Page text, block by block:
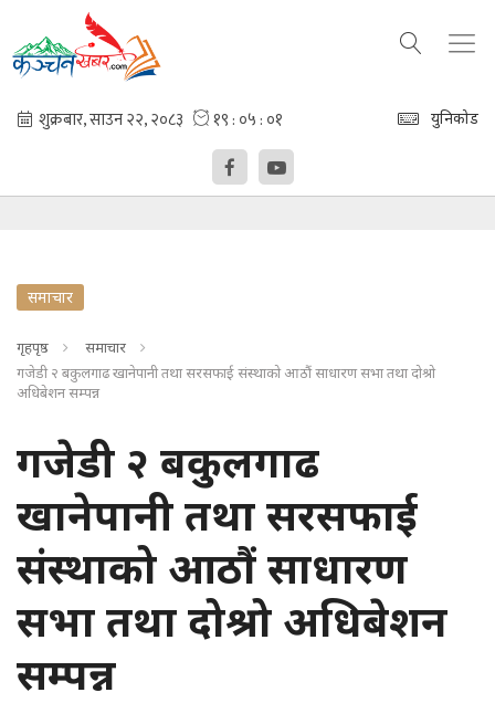
युनिकोड
समाचार
गृहपृष्ठ
समाचार
गजेडी २ बकुलगाढ खानेपानी तथा सरसफाई संस्थाको आठौं साधारण सभा तथा दोश्रो
अधिबेशन सम्पन्न
गजेडी २ बकुलगाढ
खानेपानी तथा सरसफाई
संस्थाको आठौं साधारण
सभा तथा दोश्रो अधिबेशन
सम्पन्न